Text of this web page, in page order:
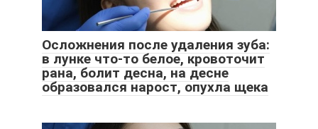
Осложнения после удаления зуба:
в лунке что-то белое, кровоточит
рана, болит десна, на десне
образовался нарост, опухла щека